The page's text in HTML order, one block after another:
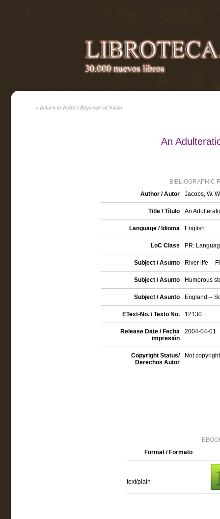
« Return to Index / Regresar al Inicio
An
BIBLIOGRAPHIC
Author / Autor
Jacobs, W.
Title / Título An
Language / Idioma English
LoC Class PR:
Subject / Asunto River life --
Subject / Asunto Humorous
Subject / Asunto England --
EText-No. / Texto No. 12130
Release Date / Fecha
impresión
2004-04-01
Copyright Status/
Derechos Autor
Not
Format / Formato
text/plain